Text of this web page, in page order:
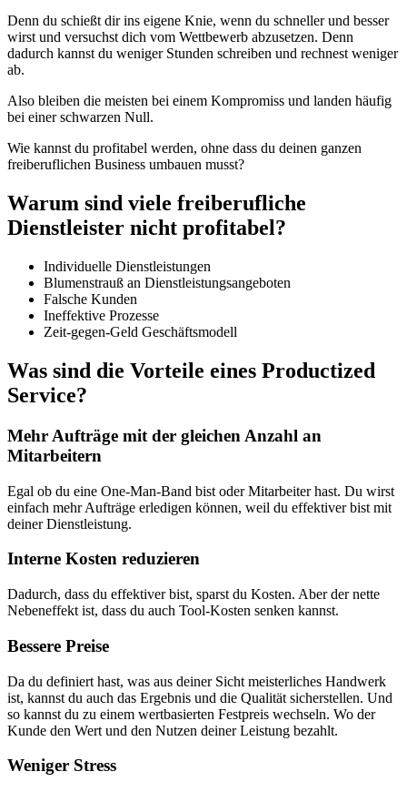
Denn du schießt dir ins eigene Knie, wenn du schneller und besser
wirst und versuchst dich vom Wettbewerb abzusetzen. Denn
dadurch kannst du weniger Stunden schreiben und rechnest weniger
ab.
Also bleiben die meisten bei einem Kompromiss und landen häufig
bei einer schwarzen Null.
Wie kannst du profitabel werden, ohne dass du deinen ganzen
freiberuflichen Business umbauen musst?
Warum sind viele freiberufliche
Dienstleister nicht profitabel?
Individuelle Dienstleistungen
Blumenstrauß an Dienstleistungsangeboten
Falsche Kunden
Ineffektive Prozesse
Zeit-gegen-Geld Geschäftsmodell
Was sind die Vorteile eines Productized
Service?
Mehr Aufträge mit der gleichen Anzahl an
Mitarbeitern
Egal ob du eine One-Man-Band bist oder Mitarbeiter hast. Du wirst
einfach mehr Aufträge erledigen können, weil du effektiver bist mit
deiner Dienstleistung.
Interne Kosten reduzieren
Dadurch, dass du effektiver bist, sparst du Kosten. Aber der nette
Nebeneffekt ist, dass du auch Tool-Kosten senken kannst.
Bessere Preise
Da du definiert hast, was aus deiner Sicht meisterliches Handwerk
ist, kannst du auch das Ergebnis und die Qualität sicherstellen. Und
so kannst du zu einem wertbasierten Festpreis wechseln. Wo der
Kunde den Wert und den Nutzen deiner Leistung bezahlt.
Weniger Stress